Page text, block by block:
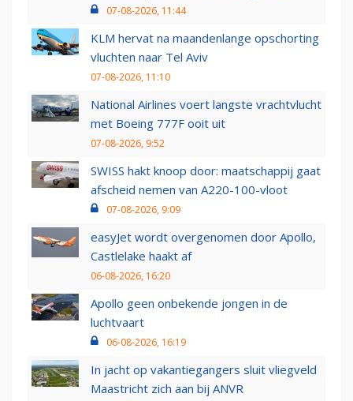
07-08-2026, 11:44
KLM hervat na maandenlange opschorting
vluchten naar Tel Aviv
07-08-2026, 11:10
National Airlines voert langste vrachtvlucht
met Boeing 777F ooit uit
07-08-2026, 9:52
SWISS hakt knoop door: maatschappij gaat
afscheid nemen van A220-100-vloot
07-08-2026, 9:09
easyJet wordt overgenomen door Apollo,
Castlelake haakt af
06-08-2026, 16:20
Apollo geen onbekende jongen in de
luchtvaart
06-08-2026, 16:19
In jacht op vakantiegangers sluit vliegveld
Maastricht zich aan bij ANVR